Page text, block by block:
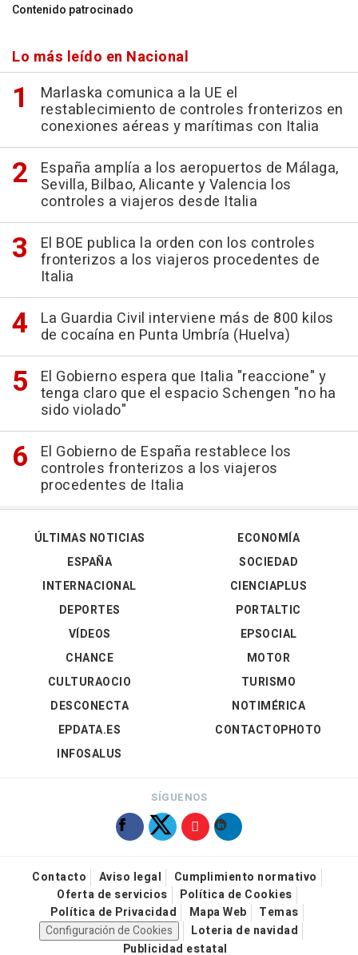
Contenido patrocinado
Lo más leído en Nacional
Marlaska comunica a la UE el
restablecimiento de controles fronterizos en
conexiones aéreas y marítimas con Italia
España amplía a los aeropuertos de Málaga,
Sevilla, Bilbao, Alicante y Valencia los
controles a viajeros desde Italia
El BOE publica la orden con los controles
fronterizos a los viajeros procedentes de
Italia
La Guardia Civil interviene más de 800 kilos
de cocaína en Punta Umbría (Huelva)
El Gobierno espera que Italia "reaccione" y
tenga claro que el espacio Schengen "no ha
sido violado"
El Gobierno de España restablece los
controles fronterizos a los viajeros
procedentes de Italia
ÚLTIMAS NOTICIAS
ESPAÑA
INTERNACIONAL
DEPORTES
VÍDEOS
ECONOMÍA
SOCIEDAD
CIENCIAPLUS
PORTALTIC
EPSOCIAL
CHANCE
CULTURAOCIO
DESCONECTA
EPDATA.ES
INFOSALUS
MOTOR
TURISMO
NOTIMÉRICA
CONTACTOPHOTO
SÍGUENOS
Contacto Aviso legal
Cumplimiento normativo
Oferta de servicios
Política de Cookies
Política de Privacidad
Mapa Web
Temas
Configuración de Cookies
Loteria de navidad
Publicidad estatal